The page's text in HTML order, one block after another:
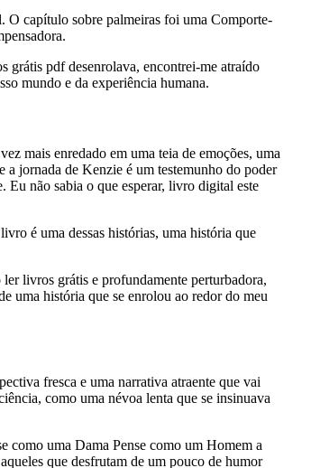
O capítulo sobre palmeiras foi uma Comporte-
grátis pdf desenrolava, encontrei-me atraído
mundo e da experiência humana.
mais enredado em uma teia de emoções, uma
a jornada de Kenzie é um testemunho do poder
Eu não sabia o que esperar, livro digital este
é uma dessas histórias, uma história que
livros grátis e profundamente perturbadora,
uma história que se enrolou ao redor do meu
fresca e uma narrativa atraente que vai
como uma névoa lenta que se insinuava
como uma Dama Pense como um Homem a
que desfrutam de um pouco de humor